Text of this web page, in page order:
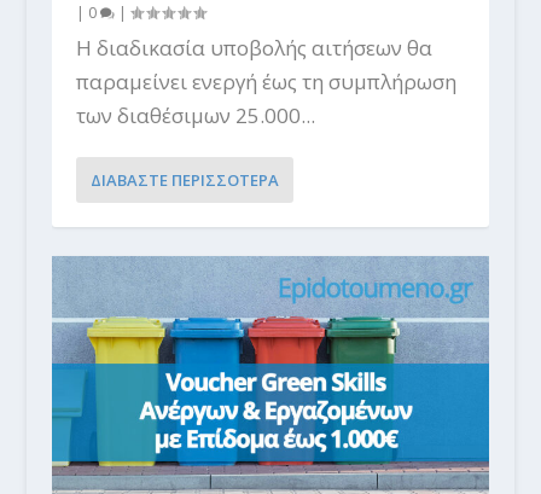
| 0 |
Η διαδικασία υποβολής αιτήσεων θα
παραμείνει ενεργή έως τη συμπλήρωση
των διαθέσιμων 25.000...
ΔΙΑΒΑΣΤΕ ΠΕΡΙΣΣΟΤΕΡΑ